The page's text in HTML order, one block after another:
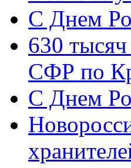
C Днем
630
СФР по
C Днем